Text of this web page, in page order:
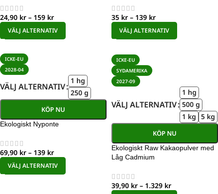
24,90 kr – 159 kr
VÄLJ ALTERNATIV
35 kr – 139 kr
VÄLJ ALTERNATIV
ICKE-EU
2028-04
VÄLJ ALTERNATIV
1 hg
250 g
KÖP NU
Ekologiskt Nyponte
69,90 kr – 139 kr
VÄLJ ALTERNATIV
ICKE-EU
SYDAMERIKA
2027-09
VÄLJ ALTERNATIV
1 hg
500 g
1 kg 5 kg
KÖP NU
Ekologiskt Raw Kakaopulver med
Låg Cadmium
39,90 kr – 1.329 kr